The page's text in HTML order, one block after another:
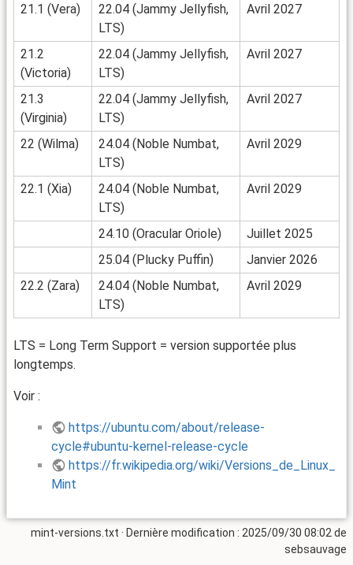
21.1 (Vera)
22.04 (Jammy Jellyfish,
LTS)
Avril 2027
21.2
(Victoria)
22.04 (Jammy Jellyfish,
LTS)
Avril 2027
21.3
(Virginia)
22.04 (Jammy Jellyfish,
LTS)
Avril 2027
22 (Wilma)
24.04 (Noble Numbat,
LTS)
Avril 2029
22.1 (Xia)
24.04 (Noble Numbat,
LTS)
Avril 2029
24.10 (Oracular Oriole)
Juillet 2025
25.04 (Plucky Puffin)
Janvier 2026
22.2 (Zara)
24.04 (Noble Numbat,
LTS)
Avril 2029
LTS = Long Term Support = version supportée plus
longtemps.
Voir :
https://ubuntu.com/about/release-
cycle#ubuntu-kernel-release-cycle
https://fr.wikipedia.org/wiki/Versions_de_Linux_
Mint
mint-versions.txt · Dernière modification : 2025/09/30 08:02 de
sebsauvage